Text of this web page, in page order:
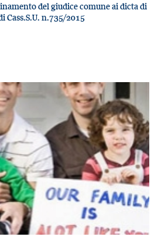
del giudice comune ai dicta di
Cass.S.U. n.735/2015